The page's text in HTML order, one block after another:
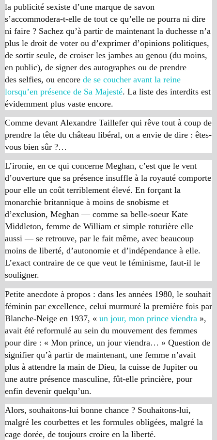
la publicité sexiste d’une marque de savon
s’accommodera-t-elle de tout ce qu’elle ne pourra ni dire
ni faire ? Sachez qu’à partir de maintenant la duchesse n’a
plus le droit de voter ou d’exprimer d’opinions politiques,
de sortir seule, de croiser les jambes au genou (du moins,
en public), de signer des autographes ou de prendre
des selfies, ou encore de se coucher avant la reine
lorsqu’en présence de Sa Majesté. La liste des interdits est
évidemment plus vaste encore.
Comme devant Alexandre Taillefer qui rêve tout à coup de
prendre la tête du château libéral, on a envie de dire : êtes-
vous bien sûr ?…
L’ironie, en ce qui concerne Meghan, c’est que le vent
d’ouverture que sa présence insuffle à la royauté comporte
pour elle un coût terriblement élevé. En forçant la
monarchie britannique à moins de snobisme et
d’exclusion, Meghan — comme sa belle-soeur Kate
Middleton, femme de William et simple roturière elle
aussi — se retrouve, par le fait même, avec beaucoup
moins de liberté, d’autonomie et d’indépendance à elle.
L’exact contraire de ce que veut le féminisme, faut-il le
souligner.
Petite anecdote à propos : dans les années 1980, le souhait
féminin par excellence, celui murmuré la première fois par
Blanche-Neige en 1937, « un jour, mon prince viendra »,
avait été reformulé au sein du mouvement des femmes
pour dire : « Mon prince, un jour viendra… » Question de
signifier qu’à partir de maintenant, une femme n’avait
plus à attendre la main de Dieu, la cuisse de Jupiter ou
une autre présence masculine, fût-elle princière, pour
enfin devenir quelqu’un.
Alors, souhaitons-lui bonne chance ? Souhaitons-lui,
malgré les courbettes et les formules obligées, malgré la
cage dorée, de toujours croire en la liberté.